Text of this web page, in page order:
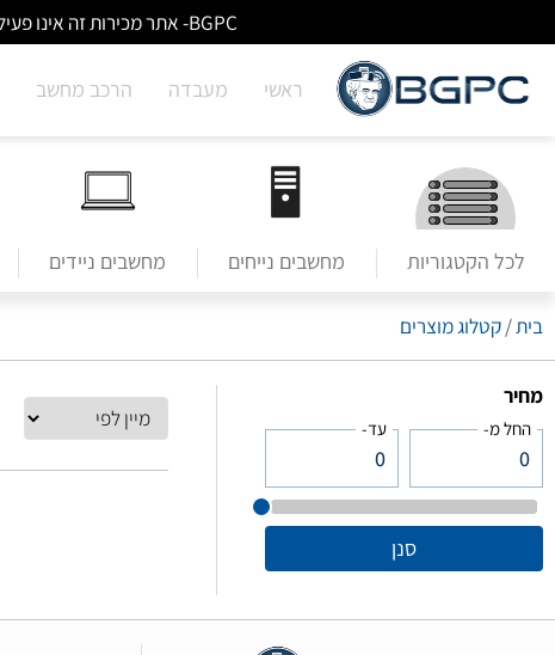
BGPC- אתר מכירות זה אינו פעיל/מעודכן - לא ניתן לבצע הזמנות באתר. למעבר לשירותי מעבדה לחצו על הבאנר הראשי בעמוד הבית.
ראשי מעבדה הרכב מחשב
לכל הקטגוריות מחשבים נייחים מחשבים ניידים
בית/קטלוג מוצרים
מחיר
החל מ- עד-
סנן